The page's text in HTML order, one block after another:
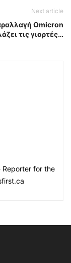
Next article
Omicron
τις γιορτές…
Reporter for the